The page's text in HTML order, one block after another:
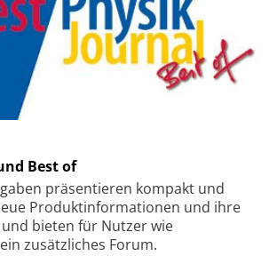
Best of
präsentieren kompakt und
Produkt­informationen und ihre
bieten für Nutzer wie
zusätzliches Forum.